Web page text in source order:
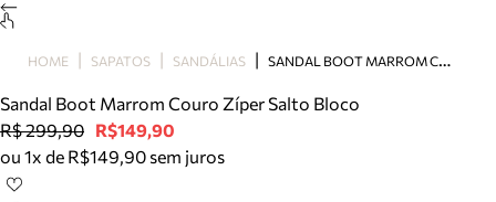
Papete
Scarpin
Mocassim
Bolsa
HOME SAPATOS SANDÁLIAS S
ANDAL BOOT MARROM COURO ZÍPER SALTO BLOCO
Sandal Boot Marrom Couro Zíper Salto Bloco
R$ 299,90 R$149,90
ou 1x de R$149,90 sem juros